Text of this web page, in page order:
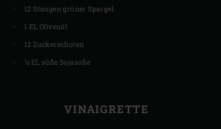
12 Stangen grüner Spargel
1 EL Olivenöl
12 Zuckerschoten
½ EL süße Sojasoße
VINAIGRETTE